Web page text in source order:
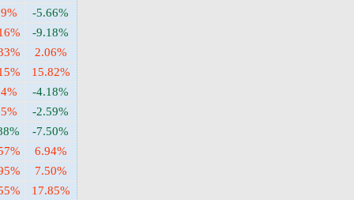
-5.66%
-9.18%
2.06%
15.82%
-4.18%
-2.59%
-7.50%
6.94%
7.50%
17.85%